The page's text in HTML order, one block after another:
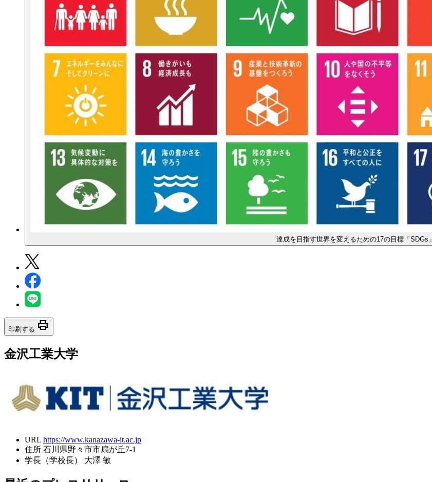
達成を目指す世界を変えるための17の目標「SDGs」
印刷する print
金沢工業大学
URL https://www.kanazawa-it.ac.jp
住所 石川県野々市市扇が丘7-1
学長（学校長）
大澤 敏